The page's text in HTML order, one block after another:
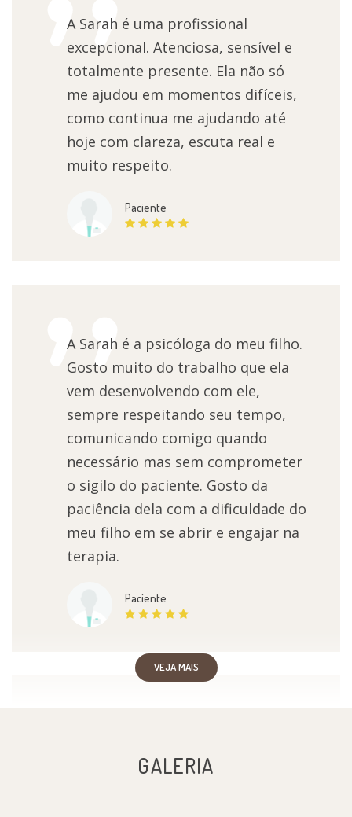
A Sarah é uma profissional
excepcional. Atenciosa, sensível e
totalmente presente. Ela não só
me ajudou em momentos difíceis,
como continua me ajudando até
hoje com clareza, escuta real e
muito respeito.
Paciente
A Sarah é a psicóloga do meu filho.
Gosto muito do trabalho que ela
vem desenvolvendo com ele,
sempre respeitando seu tempo,
comunicando comigo quando
necessário mas sem comprometer
o sigilo do paciente. Gosto da
paciência dela com a dificuldade do
meu filho em se abrir e engajar na
terapia.
Paciente
atenciosa ! Atenta às necessidades
VEJA MAIS
GALERIA